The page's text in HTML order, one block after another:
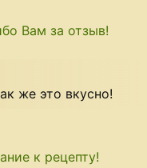
Вам за отзыв!
же это вкусно!
к рецепту!